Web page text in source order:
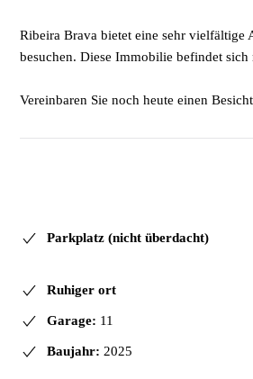
Ribeira Brava bietet eine sehr vielfältige
besuchen. Diese Immobilie befindet
Vereinbaren Sie noch heute einen
Parkplatz (nicht überdacht)
Ruhiger ort
Garage: 11
Baujahr: 2025